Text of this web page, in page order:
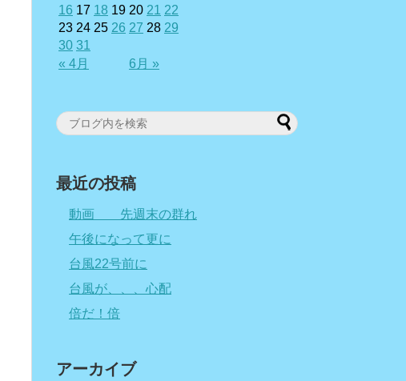
« 4月 6月 »
16 17 18 19 20 21 22
23 24 25 26 27 28 29
30 31
最近の投稿
動画 先週末の群れ
午後になって更に
台風22号前に
台風が、、、心配
倍だ！倍
アーカイブ